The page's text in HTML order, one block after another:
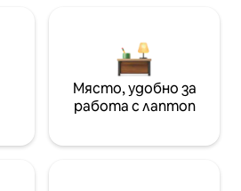
Място, удобно за
работа с лаптоп